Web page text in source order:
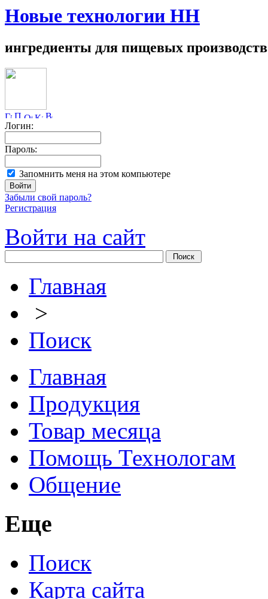
Новые технологии НН
ингредиенты для пищевых производств
Логин:
Пароль:
Запомнить меня на этом компьютере
Забыли свой пароль?
Регистрация
Войти на сайт
Главная
>
Поиск
Главная
Продукция
Товар месяца
Помощь Технологам
Общение
Еще
Поиск
Карта сайта